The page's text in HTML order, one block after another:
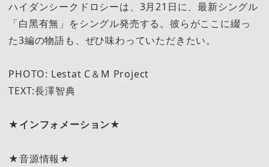
ハイダンシークドロシーは、3月21日に、最新シングル
「白黑有無」をシングル発売する。彼らがここに綴っ
た3編の物語も、ぜひ味わっていただきたい。
PHOTO: Lestat C＆M Project
TEXT:長澤智典
★インフォメーション★
★音源情報★